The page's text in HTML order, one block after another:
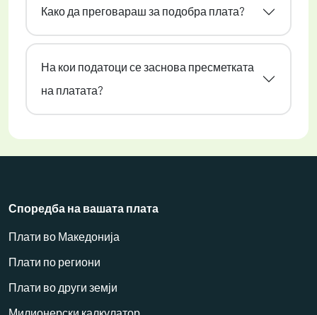
Како да преговараш за подобра плата?
На кои податоци се заснова пресметката
на платата?
Споредба на вашата плата
Плати во Македонија
Плати по региони
Плати во други земји